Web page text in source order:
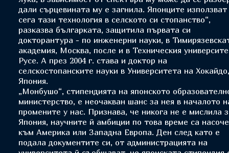
дали сърцевината му е загнила. Японците използват
сега тази технология в селското си стопанство“,
разказва българката, защитила първата си
докторантура - по инженерни науки, в
академия, Москва, после и в Техническия
Русе. А през 2004 г. става и доктор на
селскостопанските науки в Университета на Хокайдо,
Япония.
„Монбушо“, стипендията на японското
министерство, е неочакван шанс за нея в началото
промените у нас. Признава, че никога не е мислила
Япония, научните й амбиции по това време са
към Америка или Западна Европа. Ден след като е
подала документите си, от администрацията на